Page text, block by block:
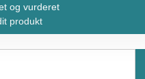
og vurderet
produkt